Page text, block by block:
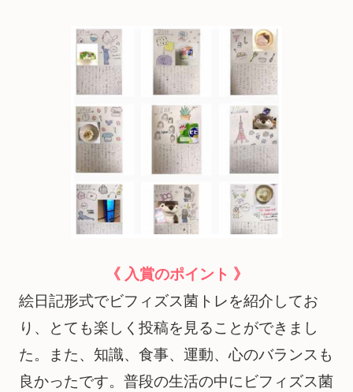
《 入賞のポイント 》
絵日記形式でビフィズス菌トレを紹介してお
り、とても楽しく投稿を見ることができまし
た。また、知識、食事、運動、心のバランスも
良かったです。普段の生活の中にビフィズス菌